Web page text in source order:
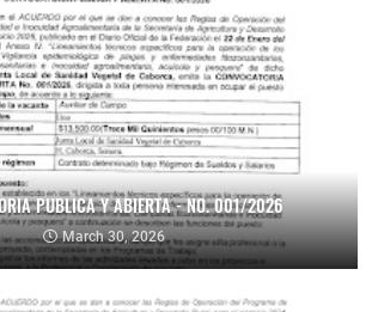
PUBLICA Y ABIERTA - NO. 001/2026
March 30, 2026